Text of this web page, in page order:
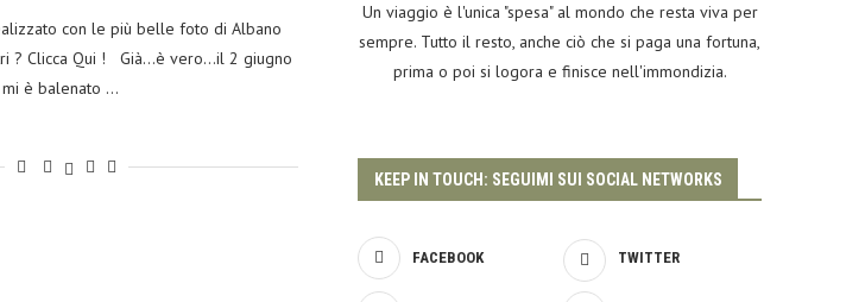
con le più belle foto di Albano
? Clicca Qui ! Già…è vero…il 2 giugno
è balenato …
Un viaggio è l'unica "spesa" al mondo che resta viva per
sempre. Tutto il resto, anche ciò che si paga una fortuna,
prima o poi si logora e finisce nell'immondizia.
KEEP IN TOUCH: SEGUIMI SUI SOCIAL NETWORKS
FACEBOOK TWITTER